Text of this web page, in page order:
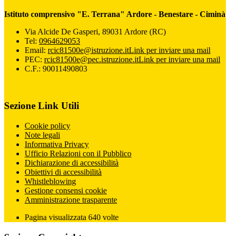
Istituto comprensivo "E. Terrana" Ardore - Benestare - Ciminà
Via Alcide De Gasperi, 89031 Ardore (RC)
Tel: 0964629053
Email: rcic81500e@istruzione.itLink per inviare una mail
PEC: rcic81500e@pec.istruzione.itLink per inviare una mail
C.F.: 90011490803
Sezione Link Utili
Cookie policy
Note legali
Informativa Privacy
Ufficio Relazioni con il Pubblico
Dichiarazione di accessibilità
Obiettivi di accessibilità
Whistleblowing
Gestione consensi cookie
Amministrazione trasparente
Pagina visualizzata 640 volte